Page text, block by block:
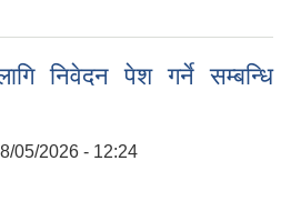
निवेदन पेश गर्ने सम्बन्धि
05/2026 - 12:24